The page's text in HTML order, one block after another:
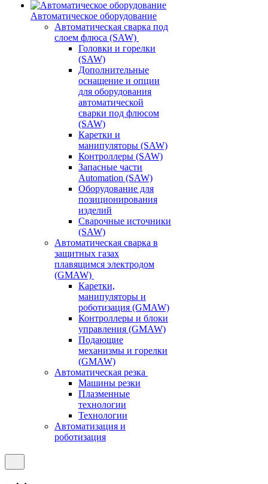
Автоматическое оборудование
Автоматическая сварка под
слоем флюса (SAW)
Головки и горелки
(SAW)
Дополнительные
оснащение и опции
для оборудования
автоматической
сварки под флюсом
(SAW)
Каретки и
манипуляторы (SAW)
Контроллеры (SAW)
Запасные части
Automation (SAW)
Оборудование для
позиционирования
изделий
Сварочные источники
(SAW)
Автоматическая сварка в
защитных газах
плавящимся электродом
(GMAW)
Каретки,
манипуляторы и
роботизация (GMAW)
Контроллеры и блоки
управления (GMAW)
Подающие
механизмы и горелки
(GMAW)
Автоматическая резка
Машины резки
Плазменные
технологии
Технологии
Автоматизация и
роботизация